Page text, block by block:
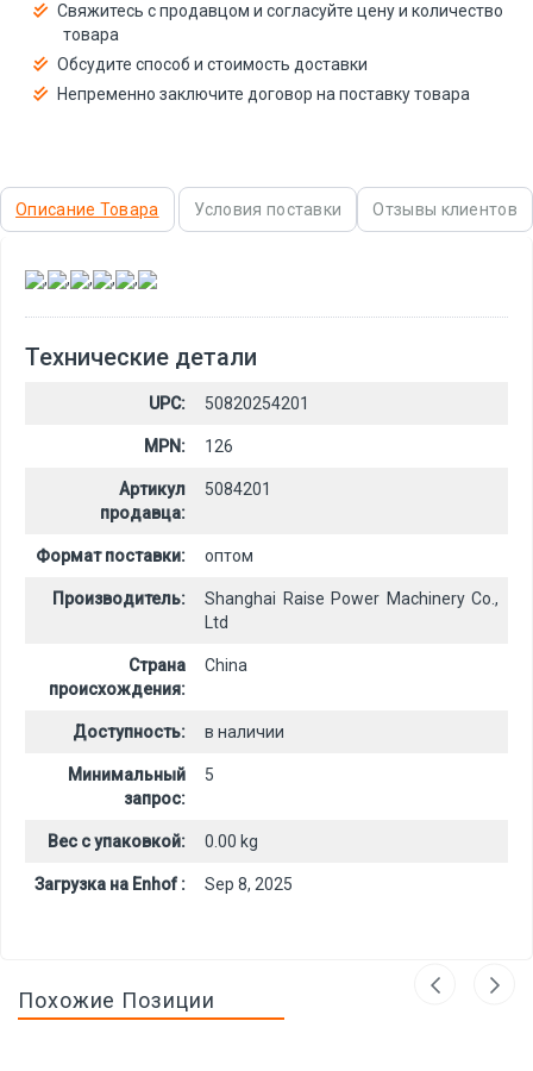
Свяжитесь с продавцом и согласуйте цену и количество
товара
Обсудите способ и стоимость доставки
Непременно заключите договор на поставку товара
Описание Товара Условия поставки Отзывы клиентов
, , , , ,
Технические детали
UPC: 50820254201
MPN: 126
Артикул
продавца:
5084201
Формат поставки: оптом
Производитель:
Shanghai Raise Power Machinery Co.,
Ltd
Страна
происхождения:
China
Доступность: в наличии
Минимальный
запрос:
5
Вес с упаковкой: 0.00 kg
Загрузка на Enhof : Sep 8, 2025
Похожие Позиции